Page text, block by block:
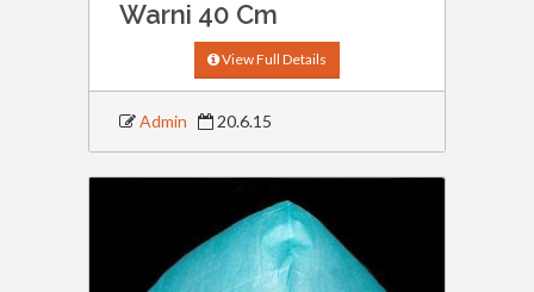
Warni 40 Cm
View Full Details
Admin 20.6.15